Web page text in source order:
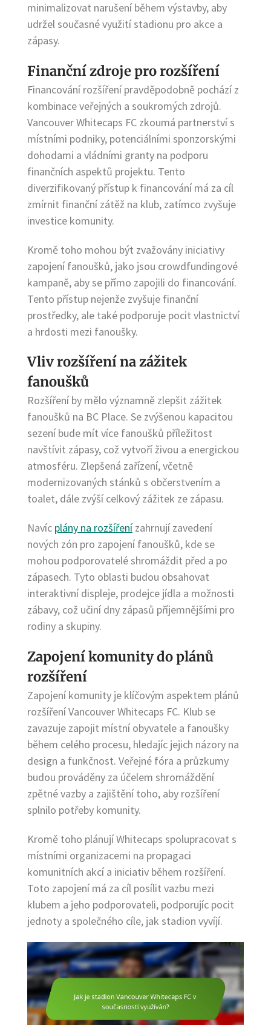
minimalizovat narušení během výstavby, aby
udržel současné využití stadionu pro akce a
zápasy.
Finanční zdroje pro rozšíření
Financování rozšíření pravděpodobně pochází z
kombinace veřejných a soukromých zdrojů.
Vancouver Whitecaps FC zkoumá partnerství s
místními podniky, potenciálními sponzorskými
dohodami a vládními granty na podporu
finančních aspektů projektu. Tento
diverzifikovaný přístup k financování má za cíl
zmírnit finanční zátěž na klub, zatímco zvyšuje
investice komunity.
Kromě toho mohou být zvažovány iniciativy
zapojení fanoušků, jako jsou crowdfundingové
kampaně, aby se přímo zapojili do financování.
Tento přístup nejenže zvyšuje finanční
prostředky, ale také podporuje pocit vlastnictví
a hrdosti mezi fanoušky.
Vliv rozšíření na zážitek
fanoušků
Rozšíření by mělo významně zlepšit zážitek
fanoušků na BC Place. Se zvýšenou kapacitou
sezení bude mít více fanoušků příležitost
navštívit zápasy, což vytvoří živou a energickou
atmosféru. Zlepšená zařízení, včetně
modernizovaných stánků s občerstvením a
toalet, dále zvýší celkový zážitek ze zápasu.
Navíc plány na rozšířenízahrnují zavedení
nových zón pro zapojení fanoušků, kde se
mohou podporovatelé shromáždit před a po
zápasech. Tyto oblasti budou obsahovat
interaktivní displeje, prodejce jídla a možnosti
zábavy, což učiní dny zápasů příjemnějšími pro
rodiny a skupiny.
Zapojení komunity do plánů
rozšíření
Zapojení komunity je klíčovým aspektem plánů
rozšíření Vancouver Whitecaps FC. Klub se
zavazuje zapojit místní obyvatele a fanoušky
během celého procesu, hledajíc jejich názory na
design a funkčnost. Veřejné fóra a průzkumy
budou prováděny za účelem shromáždění
zpětné vazby a zajištění toho, aby rozšíření
splnilo potřeby komunity.
Kromě toho plánují Whitecaps spolupracovat s
místními organizacemi na propagaci
komunitních akcí a iniciativ během rozšíření.
Toto zapojení má za cíl posílit vazbu mezi
klubem a jeho podporovateli, podporujíc pocit
jednoty a společného cíle, jak stadion vyvíjí.